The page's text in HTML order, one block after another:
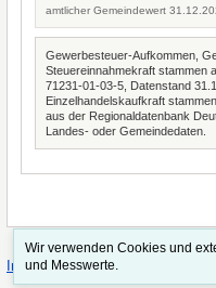
amtlicher Gemeindewert
Gewerbesteuer-Aufkommen,
Steuereinnahmekraft stammen
71231-01-03-5, Datenstand
Einzelhandelskaufkraft
aus der Regionaldatenbank
Landes- oder Gemeindedaten.
Impressum·Straßenindex
Wir verwenden Cookies und
und Messwerte.